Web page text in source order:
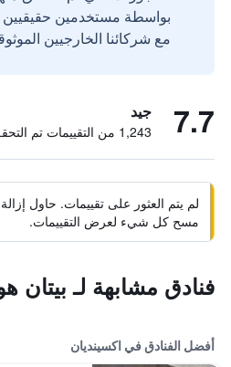
مع شركائنا الخارجيين
7.7 جيد
1,243 من التقييمات تم التحقق منها
لم يتم العثور على تقييمات. حاول
مسح كل شيء لعرض التقييمات.
فنادق مشابهة لـ بيتان
أفضل الفنادق في اكسينديان